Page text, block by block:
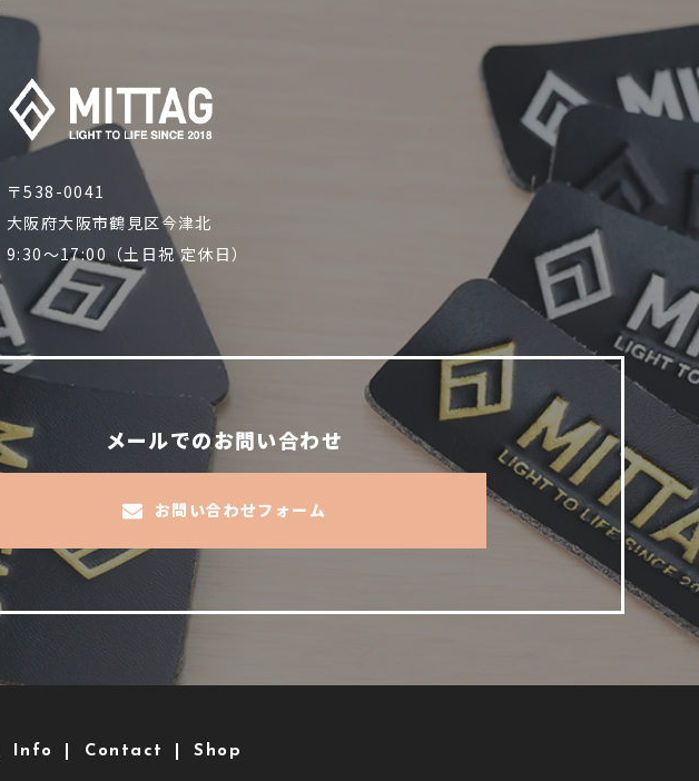
〒538-0041
大阪府大阪市鶴見区今津北
9:30～17:00（土日祝 定休日）
メールでのお問い合わせ
お問い合わせフォーム
Info Contact Shop